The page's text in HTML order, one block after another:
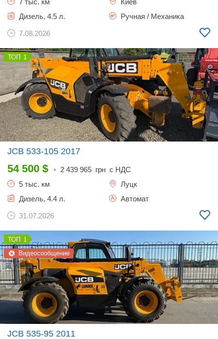
7 тыс. км
Киев
Дизель, 4.5 л.
Ручная / Механика
7.08.2026
1
JCB 533-105 2017
54 500 $ • 2 439 965 грн с НДС
5 тыс. км
Луцк
Дизель, 4.4 л.
Автомат
31.07.2026
1
Видеосообщение
JCB 535-95 2011